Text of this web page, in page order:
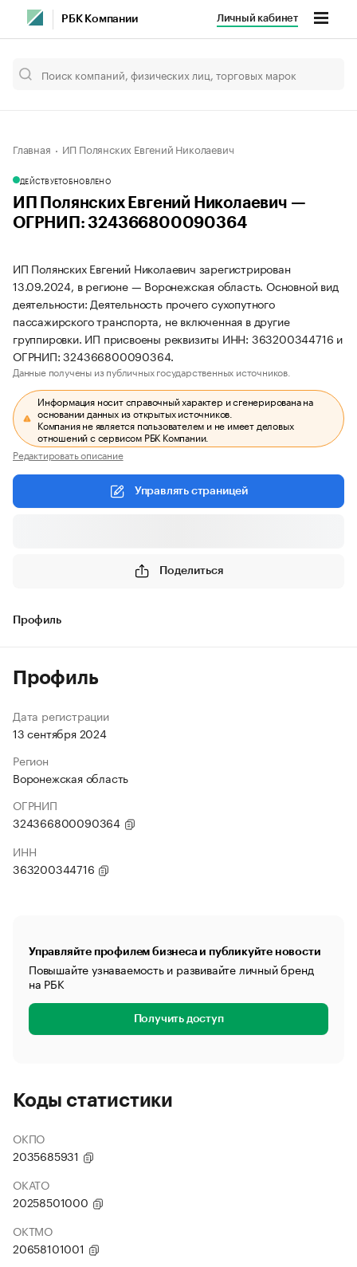
РБК Компании Личный кабинет
Главная ИП Полянских Евгений Николаевич
ДЕЙСТВУЕТОБНОВЛЕНО
ИП Полянских Евгений Николаевич —
ОГРНИП: 324366800090364
ИП Полянских Евгений Николаевич зарегистрирован
13.09.2024, в регионе — Воронежская область. Основной вид
деятельности: Деятельность прочего сухопутного
пассажирского транспорта, не включенная в другие
группировки. ИП присвоены реквизиты ИНН: 363200344716 и
ОГРНИП: 324366800090364.
Данные получены из публичных государственных источников.
Информация носит справочный характер и сгенерирована на
основании данных из открытых источников.
Компания не является пользователем и не имеет деловых
отношений с сервисом РБК Компании.
Редактировать описание
Управлять страницей
Поделиться
Профиль
Профиль
Дата регистрации
13 сентября 2024
Регион
Воронежская область
ОГРНИП
324366800090364
ИНН
363200344716
Управляйте профилем бизнеса и публикуйте новости
Повышайте узнаваемость и развивайте личный бренд
на РБК
Получить доступ
Коды статистики
ОКПО
2035685931
ОКАТО
20258501000
ОКТМО
20658101001